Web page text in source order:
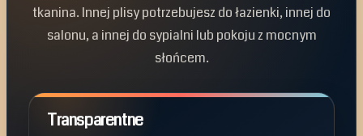
tkanina. Innej plisy potrzebujesz do łazienki, innej do
salonu, a innej do sypialni lub pokoju z mocnym
słońcem.
Transparentne